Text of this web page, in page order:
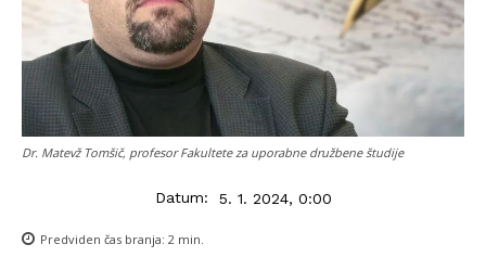
Dr. Matevž Tomšič, profesor Fakultete za uporabne družbene študije
Datum: 5. 1. 2024, 0:00
Predviden čas branja: 2 min.